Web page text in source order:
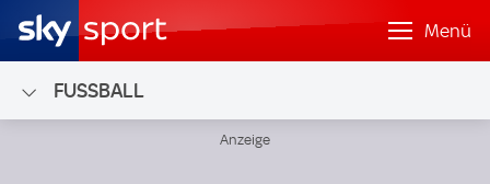
Menü
FUSSBALL